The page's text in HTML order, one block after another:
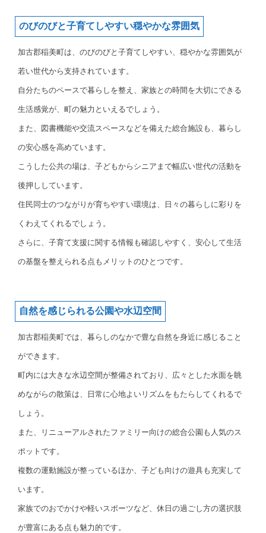
のびのびと子育てしやすい穏やかな雰囲気
加古郡稲美町は、のびのびと子育てしやすい、穏やかな雰囲気が
若い世代から支持されています。
自分たちのペースで暮らしを整え、家族との時間を大切にできる
生活感覚が、町の魅力といえるでしょう。
また、図書機能や交流スペースなどを備えた総合施設も、暮らし
の安心感を高めています。
こうした公共の場は、子どもからシニアまで幅広い世代の活動を
後押ししています。
住民同士のつながりが育ちやすい環境は、日々の暮らしに彩りを
くわえてくれるでしょう。
さらに、子育て支援に関する情報も確認しやすく、安心して生活
の基盤を整えられる点もメリットのひとつです。
自然を感じられる公園や水辺空間
加古郡稲美町では、暮らしのなかで豊な自然を身近に感じること
ができます。
町内には大きな水辺空間が整備されており、広々とした水面を眺
めながらの散策は、日常に心地よいリズムをもたらしてくれるで
しょう。
また、リニューアルされたファミリー向けの総合公園も人気のス
ポットです。
複数の運動施設が整っているほか、子ども向けの遊具も充実して
います。
家族でのおでかけや軽いスポーツなど、休日の過ごし方の選択肢
が豊富にある点も魅力的です。